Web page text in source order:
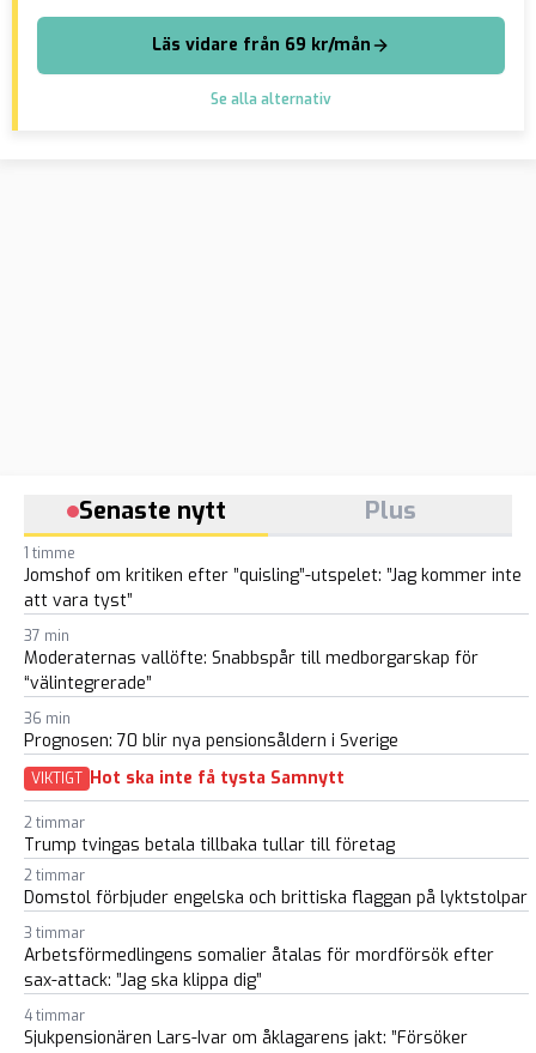
Läs vidare från 69 kr/mån
Se alla alternativ
Senaste nytt Plus
1 timme
Jomshof om kritiken efter ”quisling”-utspelet: ”Jag kommer inte
att vara tyst”
37 min
Moderaternas vallöfte: Snabbspår till medborgarskap för
“välintegrerade”
36 min
Prognosen: 70 blir nya pensionsåldern i Sverige
VIKTIGT Hot ska inte få tysta Samnytt
2 timmar
Trump tvingas betala tillbaka tullar till företag
2 timmar
Domstol förbjuder engelska och brittiska flaggan på lyktstolpar
3 timmar
Arbetsförmedlingens somalier åtalas för mordförsök efter
sax-attack: ”Jag ska klippa dig”
4 timmar
Sjukpensionären Lars-Ivar om åklagarens jakt: ”Försöker